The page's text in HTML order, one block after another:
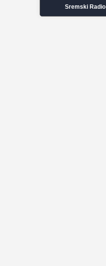
Sremski Radio